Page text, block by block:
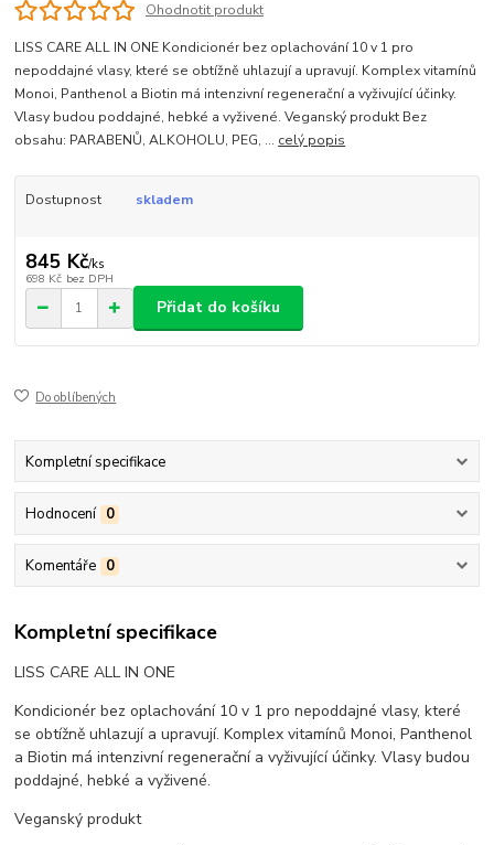
Ohodnotit produkt
LISS CARE ALL IN ONE Kondicionér bez oplachování 10 v 1 pro
nepoddajné vlasy, které se obtížně uhlazují a upravují. Komplex vitamínů
Monoi, Panthenol a Biotin má intenzivní regenerační a vyživující účinky.
Vlasy budou poddajné, hebké a vyživené. Veganský produkt Bez
obsahu: PARABENŮ, ALKOHOLU, PEG, ... celý popis
Dostupnost skladem
845 Kč/ks
698 Kč bez DPH
Přidat do košíku
Do oblíbených
Kompletní specifikace
Hodnocení 0
Komentáře 0
Kompletní specifikace
LISS CARE ALL IN ONE
Kondicionér bez oplachování 10 v 1 pro nepoddajné vlasy, které
se obtížně uhlazují a upravují. Komplex vitamínů Monoi, Panthenol
a Biotin má intenzivní regenerační a vyživující účinky. Vlasy budou
poddajné, hebké a vyživené.
Veganský produkt